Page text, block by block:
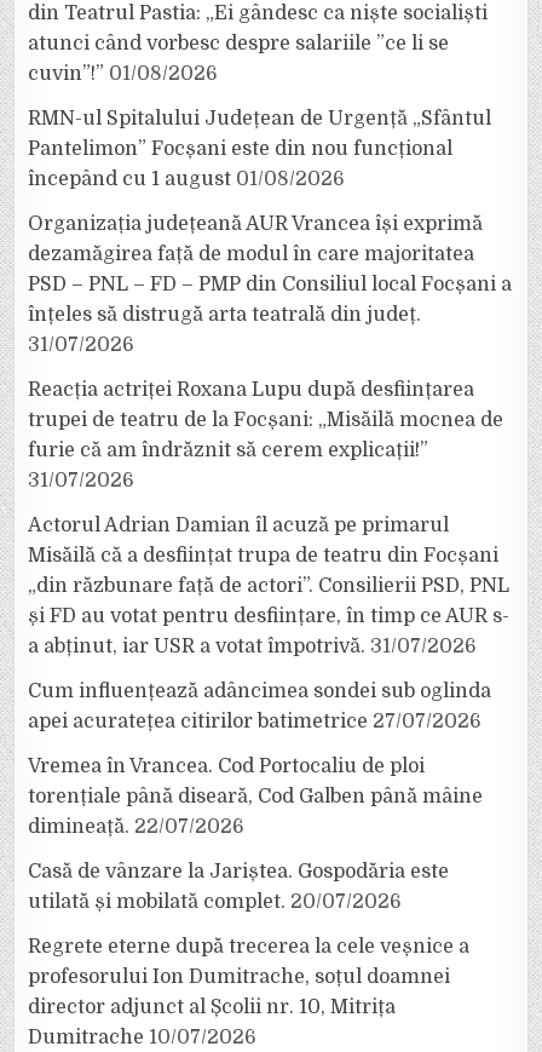
din Teatrul Pastia: „Ei gândesc ca niște socialiști
atunci când vorbesc despre salariile ”ce li se
cuvin”!” 01/08/2026
RMN-ul Spitalului Județean de Urgență „Sfântul
Pantelimon” Focșani este din nou funcțional
începând cu 1 august 01/08/2026
Organizația județeană AUR Vrancea își exprimă
dezamăgirea față de modul în care majoritatea
PSD – PNL – FD – PMP din Consiliul local Focșani a
înțeles să distrugă arta teatrală din județ.
31/07/2026
Reacția actriței Roxana Lupu după desființarea
trupei de teatru de la Focșani: „Misăilă mocnea de
furie că am îndrăznit să cerem explicații!”
31/07/2026
Actorul Adrian Damian îl acuză pe primarul
Misăilă că a desființat trupa de teatru din Focșani
„din răzbunare față de actori”. Consilierii PSD, PNL
și FD au votat pentru desființare, în timp ce AUR s-
a abținut, iar USR a votat împotrivă. 31/07/2026
Cum influențează adâncimea sondei sub oglinda
apei acuratețea citirilor batimetrice 27/07/2026
Vremea în Vrancea. Cod Portocaliu de ploi
torențiale până diseară, Cod Galben până mâine
dimineață. 22/07/2026
Casă de vânzare la Jariștea. Gospodăria este
utilată și mobilată complet. 20/07/2026
Regrete eterne după trecerea la cele veșnice a
profesorului Ion Dumitrache, soțul doamnei
director adjunct al Școlii nr. 10, Mitrița
Dumitrache 10/07/2026